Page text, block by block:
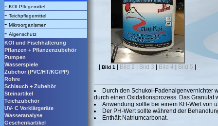
- KOI Pflegemittel
- Teichpflegemittel
- Mikroorganismen
- Algenschutz
KOI und Fischhälterung
Pflanzen + Pflanzenzubehör
Pumpen
Wasserspiele
Zubehör (PVC/HT/KG/PP)
Rohre
Schlauch + Zubehör
Steinartikel
Teichzubehör
UV- C Vorklärgeräte
Wasseranalyse
Geschenkartikel
Bild 1 Bild 2 Bild 3 Bild 4 Bild 5
Durch den Schukoi-Fadenalgenvernichter
durch einen Oxidationsprozess. Das Granulat
Anwendung sollte bei einem KH-Wert von
Der PH-Wert sollte während der
Enthält Natriumcarbonat.